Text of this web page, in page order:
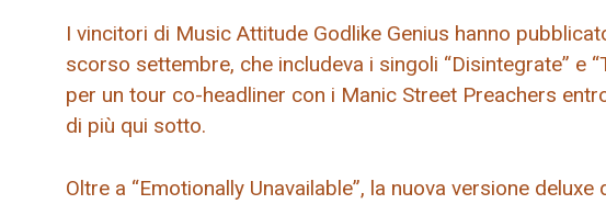
I vincitori di Music Attitude Godlike Genius hanno
scorso settembre, che includeva i singoli “Disintegrate” e
per un tour co-headliner con i Manic Street Preachers
di più qui sotto.
Oltre a “Emotionally Unavailable”, la nuova versione